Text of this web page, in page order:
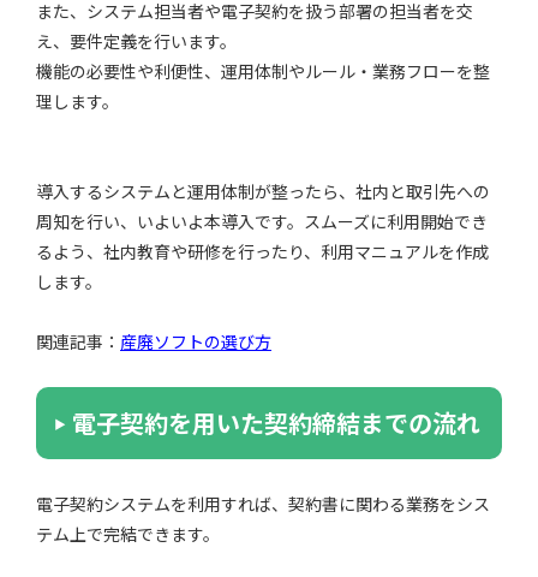
また、システム担当者や電子契約を扱う部署の担当者を交
え、要件定義を行います。
機能の必要性や利便性、運用体制やルール・業務フローを整
理します。
導入するシステムと運用体制が整ったら、社内と取引先への
周知を行い、いよいよ本導入です。スムーズに利用開始でき
るよう、社内教育や研修を行ったり、利用マニュアルを作成
します。
関連記事： 産廃ソフトの選び方
電子契約を用いた契約締結までの流れ
電子契約システムを利用すれば、契約書に関わる業務をシス
テム上で完結できます。